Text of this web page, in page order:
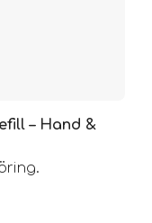
– Hand &